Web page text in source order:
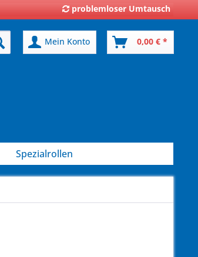
problemloser Umtausch
Mein Konto 0,00 € *
Spezialrollen